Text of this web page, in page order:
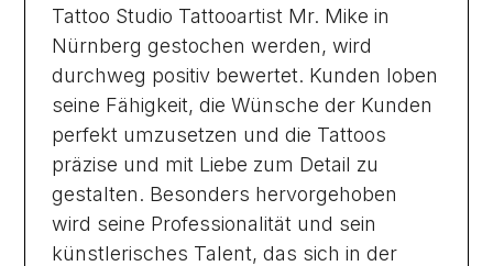
Tattoo Studio Tattooartist Mr. Mike in
Nürnberg gestochen werden, wird
durchweg positiv bewertet. Kunden loben
seine Fähigkeit, die Wünsche der Kunden
perfekt umzusetzen und die Tattoos
präzise und mit Liebe zum Detail zu
gestalten. Besonders hervorgehoben
wird seine Professionalität und sein
künstlerisches Talent, das sich in der